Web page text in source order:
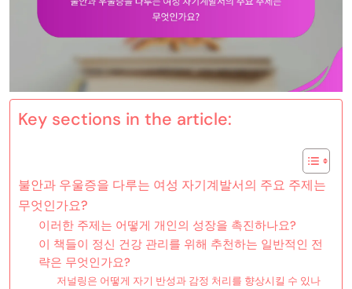
Key sections in the article:
불안과 우울증을 다루는 여성 자기계발서의 주요 주제는
무엇인가요?
이러한 주제는 어떻게 개인의 성장을 촉진하나요?
이 책들이 정신 건강 관리를 위해 추천하는 일반적인 전
략은 무엇인가요?
저널링은 어떻게 자기 반성과 감정 처리를 향상시킬 수 있나